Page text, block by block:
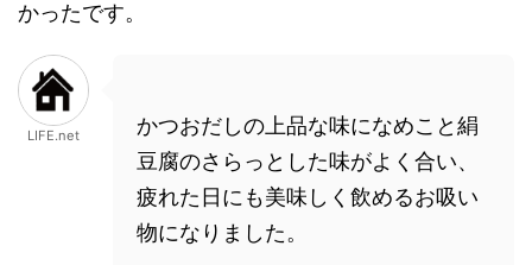
かったです。
LIFE.net
かつおだしの上品な味になめこと絹
豆腐のさらっとした味がよく合い、
疲れた日にも美味しく飲めるお吸い
物になりました。